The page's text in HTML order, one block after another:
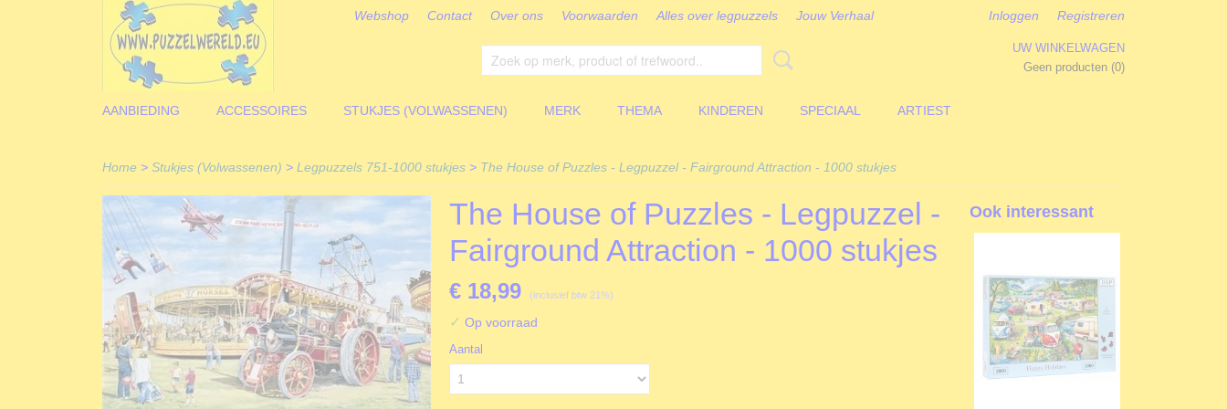
Webshop Contact Over ons Voorwaarden Alles over legpuzzels Jouw Verhaal Inloggen Registreren
UW WINKELWAGEN
Geen producten (0)
AANBIEDING ACCESSOIRES STUKJES (VOLWASSENEN) MERK THEMA KINDEREN SPECIAAL ARTIEST
Home > Stukjes (Volwassenen) > Legpuzzels 751-1000 stukjes > The House of Puzzles - Legpuzzel - Fairground Attraction - 1000 stukjes
The House of Puzzles - Legpuzzel -
Fairground Attraction - 1000 stukjes
€ 18,99 (inclusief btw 21%)
✓ Op voorraad
Aantal
Ook interessant